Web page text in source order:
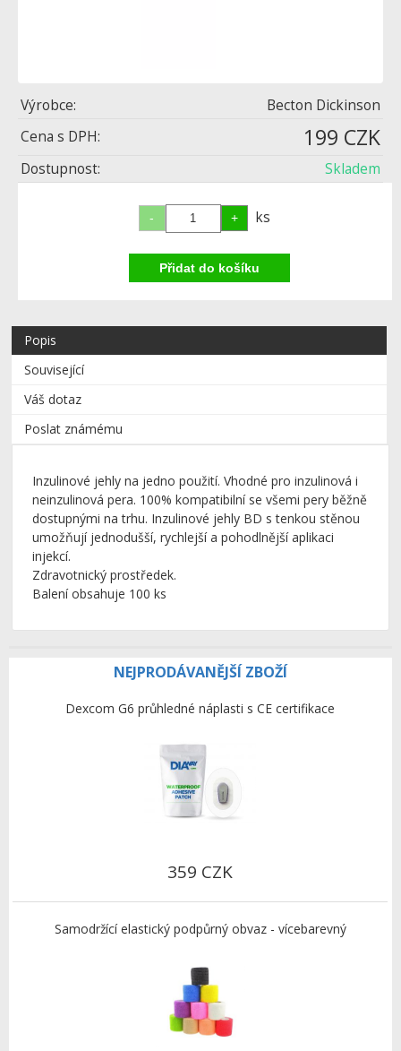
Výrobce:
Becton Dickinson
Cena s DPH:
199 CZK
Dostupnost: Skladem
ks
Popis
Související
Váš dotaz
Poslat známému
Inzulinové jehly na jedno použití. Vhodné pro inzulinová i
neinzulinová pera. 100% kompatibilní se všemi pery běžně
dostupnými na trhu. Inzulinové jehly BD s tenkou stěnou
umožňují jednodušší, rychlejší a pohodlnější aplikaci
injekcí.
Zdravotnický prostředek.
Balení obsahuje 100 ks
NEJPRODÁVANĚJŠÍ ZBOŽÍ
Dexcom G6 průhledné náplasti s CE certifikace
359 CZK
Samodržící elastický podpůrný obvaz - vícebarevný